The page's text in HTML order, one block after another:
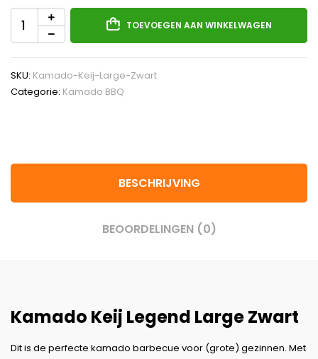
TOEVOEGEN AAN WINKELWAGEN
SKU: Kamado-Keij-Large-Zwart
Categorie: Kamado BBQ
BESCHRIJVING
BEOORDELINGEN (0)
Kamado Keij Legend Large Zwart
Dit is de perfecte kamado barbecue voor (grote) gezinnen. Met